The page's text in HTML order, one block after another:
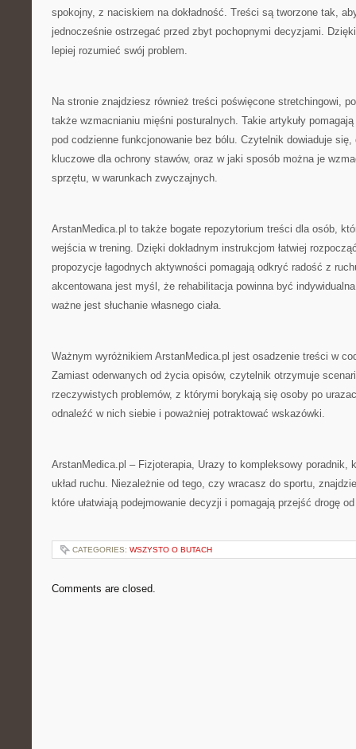
spokojny, z naciskiem na dokładność. Treści są tworzone tak,
jednocześnie ostrzegać przed zbyt pochopnymi decyzjami.
lepiej rozumieć swój problem.
Na stronie znajdziesz również treści poświęcone stretchingowi,
także wzmacnianiu mięśni posturalnych. Takie artykuły
pod codzienne funkcjonowanie bez bólu. Czytelnik dowiaduje
kluczowe dla ochrony stawów, oraz w jaki sposób można je
sprzętu, w warunkach zwyczajnych.
ArstanMedica.pl to także bogate repozytorium treści dla osób,
wejścia w trening. Dzięki dokładnym instrukcjom łatwiej
propozycje łagodnych aktywności pomagają odkryć radość z
akcentowana jest myśl, że rehabilitacja powinna być
ważne jest słuchanie własnego ciała.
Ważnym wyróżnikiem ArstanMedica.pl jest osadzenie treści w
Zamiast oderwanych od życia opisów, czytelnik otrzymuje
rzeczywistych problemów, z którymi borykają się osoby po
odnaleźć w nich siebie i poważniej potraktować wskazówki.
ArstanMedica.pl – Fizjoterapia, Urazy to kompleksowy poradnik,
układ ruchu. Niezależnie od tego, czy wracasz do sportu,
które ułatwiają podejmowanie decyzji i pomagają przejść drogę
CATEGORIES: WSZYSTO O BUTACH
Comments are closed.